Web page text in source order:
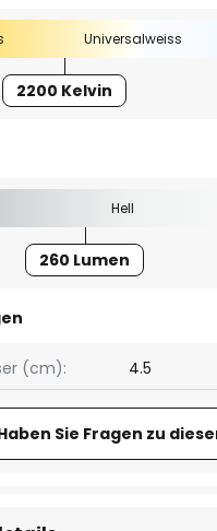
Universalweiss
2200 Kelvin
Hell
260 Lumen
(cm): 4.5
Sie Fragen zu